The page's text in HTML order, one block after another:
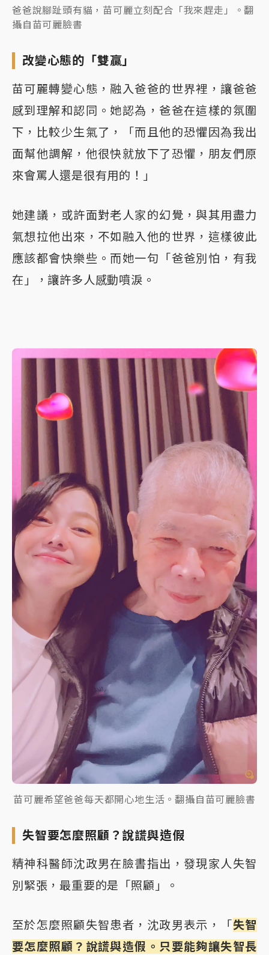
爸爸說腳趾頭有貓，苗可麗立刻配合「我來趕走」。翻
攝自苗可麗臉書
改變心態的「雙贏」
苗可麗轉變心態，融入爸爸的世界裡，讓爸爸
感到理解和認同。她認為，爸爸在這樣的氛圍
下，比較少生氣了，「而且他的恐懼因為我出
面幫他調解，他很快就放下了恐懼，朋友們原
來會罵人還是很有用的！」
她建議，或許面對老人家的幻覺，與其用盡力
氣想拉他出來，不如融入他的世界，這樣彼此
應該都會快樂些。而她一句「爸爸別怕，有我
在」，讓許多人感動噴淚。
苗可麗希望爸爸每天都開心地生活。翻攝自苗可麗臉書
失智要怎麼照顧？說謊與造假
精神科醫師沈政男在臉書指出，發現家人失智
別緊張，最重要的是「照顧」。
至於怎麼照顧失智患者，沈政男表示，「失智
要怎麼照顧？說謊與造假。只要能夠讓失智長